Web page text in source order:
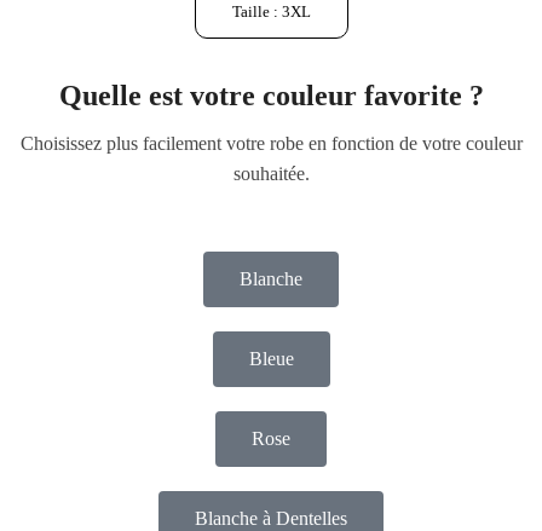
Taille : 3XL
Quelle est votre couleur favorite ?
Choisissez plus facilement votre robe en fonction de votre couleur
souhaitée.
Blanche
Bleue
Rose
Blanche à Dentelles